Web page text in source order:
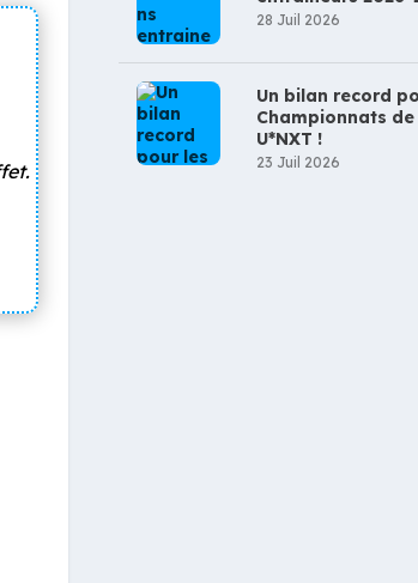
28 Juil 2026
Un bilan record
Championnats de
U*NXT !
23 Juil 2026